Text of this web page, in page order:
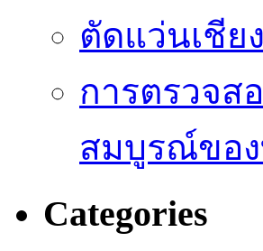
ตัดแว่นเชีย
การตรวจส
สมบูรณ์ขอ
Categories